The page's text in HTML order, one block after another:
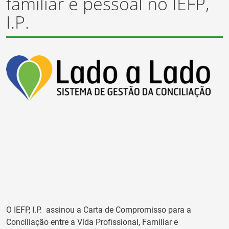
I.P.
O IEFP, I.P. assinou a Carta de Compromisso para a
Conciliação entre a Vida Profissional, Familiar e